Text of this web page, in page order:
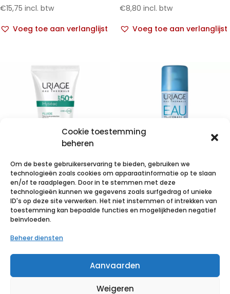
Cookie toestemming
beheren
Om de beste gebruikerservaring te bieden, gebruiken we
technologieën zoals cookies om apparaatinformatie op te slaan
en/of te raadplegen. Door in te stemmen met deze
technologieën kunnen we gegevens zoals surfgedrag of unieke
ID's op deze site verwerken. Het niet instemmen of intrekken van
toestemming kan bepaalde functies en mogelijkheden negatief
beïnvloeden.
Beheer diensten
Aanvaarden
Weigeren
€15,75 incl. btw
Voeg toe aan verlanglijst
€8,80 incl. btw
Voeg toe aan verlanglijst
Uriage Hyseac
Fluide Sol Ip50
Gem.h-vh Tube
50ml
Voeg toe aan verlanglijst
Uriage Eau
Thermale Spray
150ml
Voeg toe aan verlanglijst